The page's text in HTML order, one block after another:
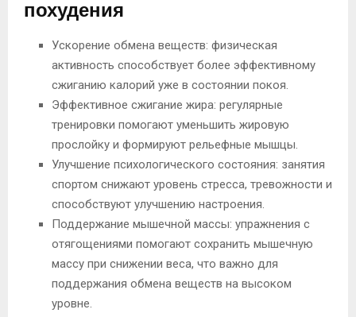
похудения
Ускорение обмена веществ: физическая
активность способствует более эффективному
сжиганию калорий уже в состоянии покоя.
Эффективное сжигание жира: регулярные
тренировки помогают уменьшить жировую
прослойку и формируют рельефные мышцы.
Улучшение психологического состояния: занятия
спортом снижают уровень стресса, тревожности и
способствуют улучшению настроения.
Поддержание мышечной массы: упражнения с
отягощениями помогают сохранить мышечную
массу при снижении веса, что важно для
поддержания обмена веществ на высоком
уровне.